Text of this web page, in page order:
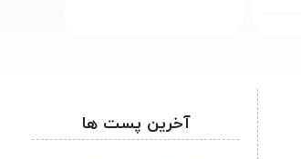
آخرین پست ها